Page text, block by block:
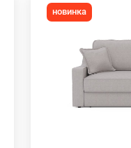
новинка